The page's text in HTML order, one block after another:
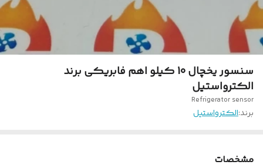
سنسور یخچال 10 کیلو اهم فابریکی برند
الکترواستیل
Refrigerator sensor
برند:الکترواستیل
مشخصات